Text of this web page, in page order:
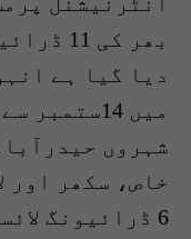
بھر کی
دیا گیا ہے
میں
شہروں
خاص، سکھر اور
6 ڈرائیونگ